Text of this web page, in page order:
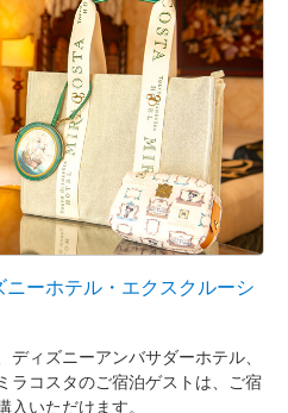
ーホテル・エクスクルーシ
ィズニーアンバサダーホテル、
ラコスタのご宿泊ゲストは、ご宿
いただけます。